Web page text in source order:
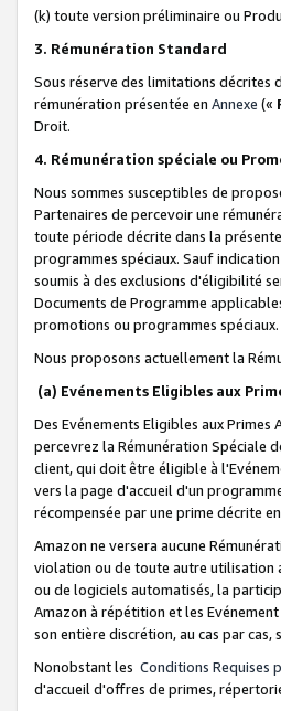
(k) toute version préliminaire ou
3. Rémunération Standard
Sous réserve des limitations décrites
rémunération présentée en Annexe («
Droit.
4. Rémunération spéciale ou
Nous sommes susceptibles de
Partenaires de percevoir une
toute période décrite dans la
programmes spéciaux. Sauf
soumis à des exclusions d'éligibilité
Documents de Programme
promotions ou programmes spéciaux.
Nous proposons actuellement la
(a) Evénements Eligibles aux
Des Evénements Eligibles aux
percevrez la Rémunération Spéciale
client, qui doit être éligible à
vers la page d'accueil d'un
récompensée par une prime décrite en
Amazon ne versera aucune
violation ou de toute autre utilisation
ou de logiciels automatisés, la
Amazon à répétition et les
son entière discrétion, au cas par
Nonobstant les Conditions Requises
d'accueil d'offres de primes,